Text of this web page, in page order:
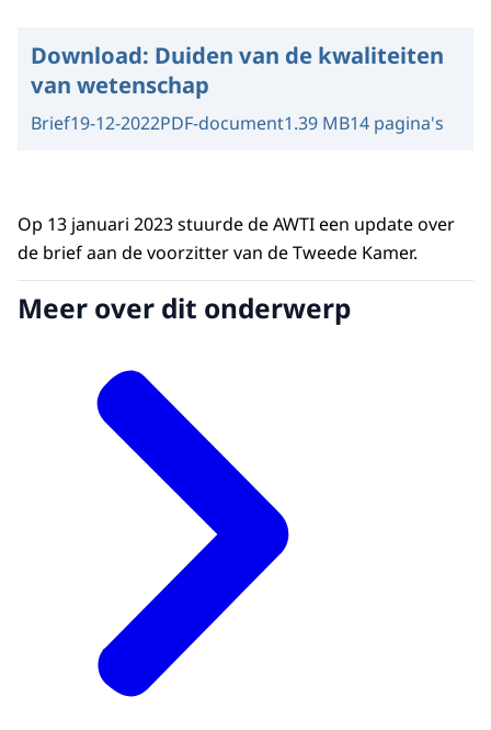
Download: Duiden van de kwaliteiten
van wetenschap
Brief19-12-2022PDF-document1.39 MB14 pagina's
Op 13 januari 2023 stuurde de AWTI een update over
de brief aan de voorzitter van de Tweede Kamer.
Meer over dit onderwerp